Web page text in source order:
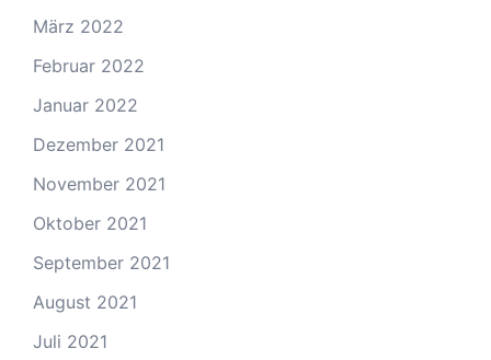
März 2022
Februar 2022
Januar 2022
Dezember 2021
November 2021
Oktober 2021
September 2021
August 2021
Juli 2021